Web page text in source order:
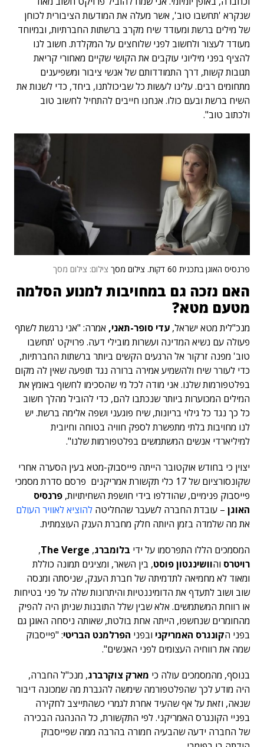
שנקרא 'תחשבו טוב', אשר מעלה את המודעות הציבורית לכוחן
של מילים ברשת ומעודד שיח מקרב ברשתות החברתיות, ובמיוחד
מעודד לעצור ולחשוב לפני שלוחצים על המקלדת. חשוב לנו
להציף בפני מיליוני עוקבים את הקושי שקיים מאחורי קריאת
תגובות קשות, דרך התמודדותם של אנשי ציבור ומשפיענים
מתחומים רבים. עלינו לעשות כל שביכולתנו, ביחד, כדי לשנות את
השיח ברשת ובעם כולו. אנחנו חייבים להתחיל לחשוב טוב
ולכתוב טוב".
פרנסיס האוגן בתכנית 60 דקות. צילום מסך צילום: צילום מסך
האם נזכה גם במחויבות למנוע הסלמה
מטעם מטא?
מנכ"לית מטא ישראל, עדי סופר-תאני, אמרה: "אני נרגשת לשתף
פעולה עם נשיא המדינה ועשרות מובילי דעה. פרויקט 'תחשבו
טוב' מפנה זרקור אל הרגעים הקשים ביותר ברשתות החברתיות,
כדי לעורר שיח ולהשמיע אמירה ברורה נגד תופעה שאין לה מקום
בפלטפורמות שלנו. אני מודה לכל מי שהסכימו לחשוף באומץ את
המילים המכוערות ביותר שנכתבו להם, כדי להוביל מהלך חשוב
כל כך נגד כל גילוי בריונות, שיח פוגעני ושפה אלימה ברשת. יש
לנו מחויבות בלתי מתפשרת לספק חוויה בטוחה וחיובית
למיליארדי אנשים המשתמשים בפלטפורמות שלנו".
יצוין כי בחודש אוקטובר הייתה פייסבוק-מטא בעין הסערה אחרי
שקונסורציום של 17 כלי תקשורת אמריקנים פרסם סדרת מסמכי
פייסבוק פנימיים, שהודלפו בידי חושפת השחיתויות, פרנסיס
האוגן – עובדת החברה לשעבר שהחליטה להוציא לאוויר העולם
את מה שלמדה בזמן היותה חלק מחברת הענק העוצמתית.
המסמכים הללו התפרסמו על ידי בלומברג,
The Verge
,
רויטרס והוושינגטון פוסט, בין השאר, ומציגים תמונה כוללת
ומאוד לא מחמיאה לתדמיתה של חברת הענק, שניסתה ומנסה
שוב ושוב לתעדף את הדומיננטיות והיתרונות שלה על פני בטיחות
או רווחת המשתמשים. אלא שבין שלל התובנות שניתן היה להפיק
מהחומרים שנחשפו, הייתה אחת בולטת, שאותה ניסחה האוגן גם
בפני הקונגרס האמריקני ובפני הפרלמנט הבריטי: "פייסבוק
שמה את רווחיה העצומים לפני האנשים".
בנוסף, מהמסמכים עולה כי מארק צוקרברג, מנכ"ל החברה,
היה מודע לכך שהפלטפורמה שימשה להגברת מה שמכונה דיבור
שנאה, וזאת על אף שהעיד אחרת לגמרי כשהתייצב לחקירה
בפניי הקונגרס האמריקני. לפי התקשורת, כל ההנהגה הבכירה
של החברה ידעה שהבעיה חמורה בהרבה ממה שפייסבוק